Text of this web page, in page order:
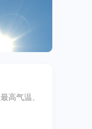
高气温、